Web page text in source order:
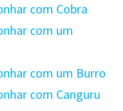
com Cobra
com um
com um Burro
com Canguru